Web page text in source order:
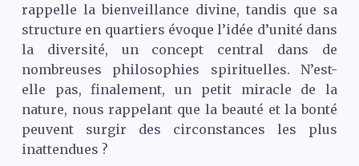
rappelle la bienveillance divine, tandis que sa
structure en quartiers évoque l’idée d’unité dans
la diversité, un concept central dans de
nombreuses philosophies spirituelles. N’est-
elle pas, finalement, un petit miracle de la
nature, nous rappelant que la beauté et la bonté
peuvent surgir des circonstances les plus
inattendues ?